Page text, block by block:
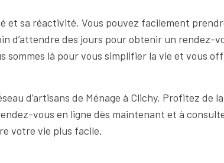
et sa réactivité. Vous pouvez facilement
d’attendre des jours pour obtenir un rendez-
sommes là pour vous simplifier la vie et vous
d’artisans de Ménage à Clichy. Profitez de
vous en ligne dès maintenant et à
votre vie plus facile.